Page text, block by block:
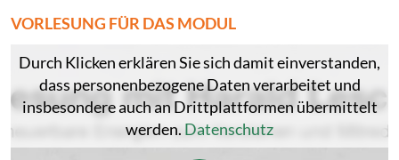
VORLESUNG FÜR DAS MODUL
Durch Klicken erklären Sie sich damit einverstanden,
dass personenbezogene Daten verarbeitet und
insbesondere auch an Drittplattformen übermittelt
werden. Datenschutz